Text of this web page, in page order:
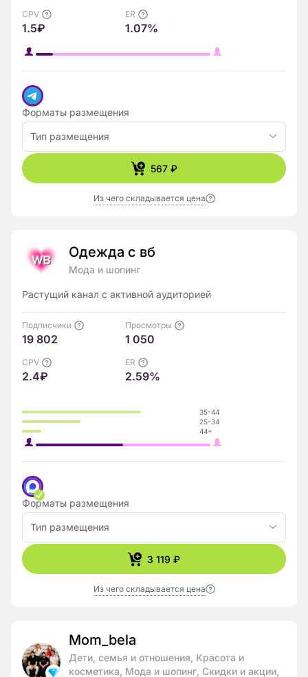
CPV
1.5₽
ER
1.07%
Форматы размещения
Тип размещения
567 ₽
Из чего складывается цена
Одежда с вб
Мода и шопинг
Растущий канал с активной аудиторией
35-44
25-34
44+
Подписчики
19 802
Просмотры
1 050
CPV
2.4₽
ER
2.59%
Форматы размещения
Тип размещения
3 119 ₽
Из чего складывается цена
Mom_bela
Дети, семья и отношения, Красота и
косметика, Мода и шопинг, Скидки и акции,